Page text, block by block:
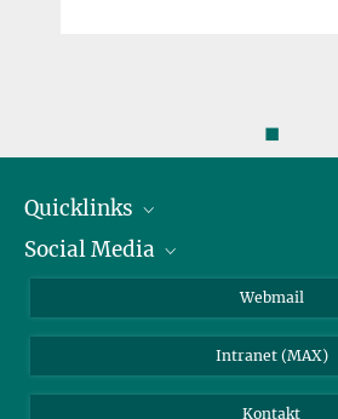
◼
Quicklinks
IMPRS Graduiertenschule
Wetterstation
Social Media
BlueSky
Webmail
Intranet (MAX)
Kontakt